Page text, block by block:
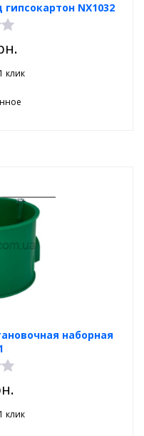
NX1032
клик
наборная
клик